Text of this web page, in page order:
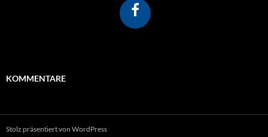
KOMMENTARE
Stolz präsentiert von WordPress